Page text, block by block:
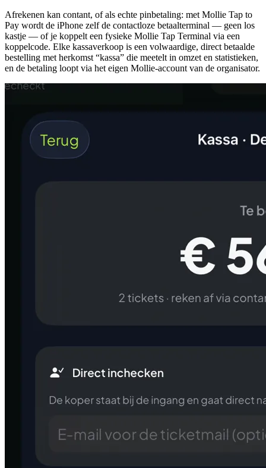
Afrekenen kan contant, of als echte pinbetaling: met Mollie Tap to
Pay wordt de iPhone zelf de contactloze betaalterminal — geen los
kastje — of je koppelt een fysieke Mollie Tap Terminal via een
koppelcode. Elke kassaverkoop is een volwaardige, direct betaalde
bestelling met herkomst “kassa” die meetelt in omzet en statistieken,
en de betaling loopt via het eigen Mollie-account van de organisator.